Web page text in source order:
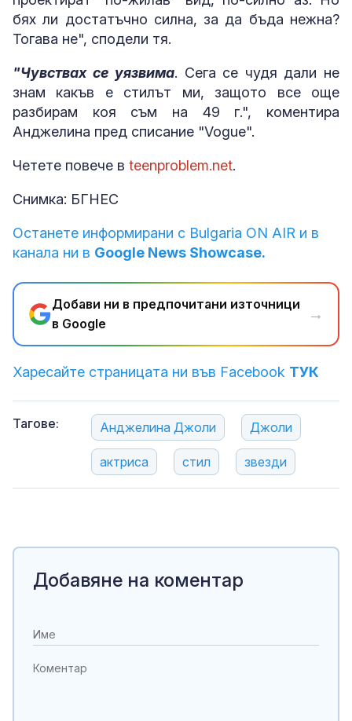
бях ли достатъчно силна, за да бъда нежна?
Тогава не", сподели тя.
"Чувствах се уязвима. Сега се чудя дали не
знам какъв е стилът ми, защото все още
разбирам коя съм на 49 г.", коментира
Анджелина пред списание "Vogue".
Четете повече в teenproblem.net.
Снимка: БГНЕС
Останете информирани с Bulgaria ON AIR и в
канала ни в Google News Showcase.
Добави ни в предпочитани източници
в Google
→
Харесайте страницата ни във Facebook ТУК
Тагове: Анджелина Джоли Джоли
актриса стил звезди
Добавяне на коментар